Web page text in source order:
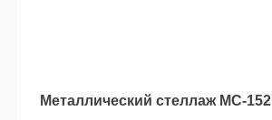
Металлический стеллаж МС-152